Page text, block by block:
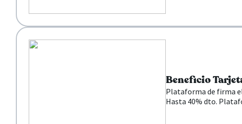
Beneficio
Plataforma de firma
Hasta 40% dto.